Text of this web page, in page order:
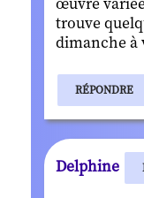
œuvre
trouve
dimanche à
RÉPONDRE
Delphine